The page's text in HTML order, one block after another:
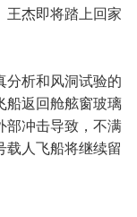
王杰即将踏上回家
分析和风洞试验的
船返回舱舷窗玻璃
部冲击导致，不满
载人飞船将继续留